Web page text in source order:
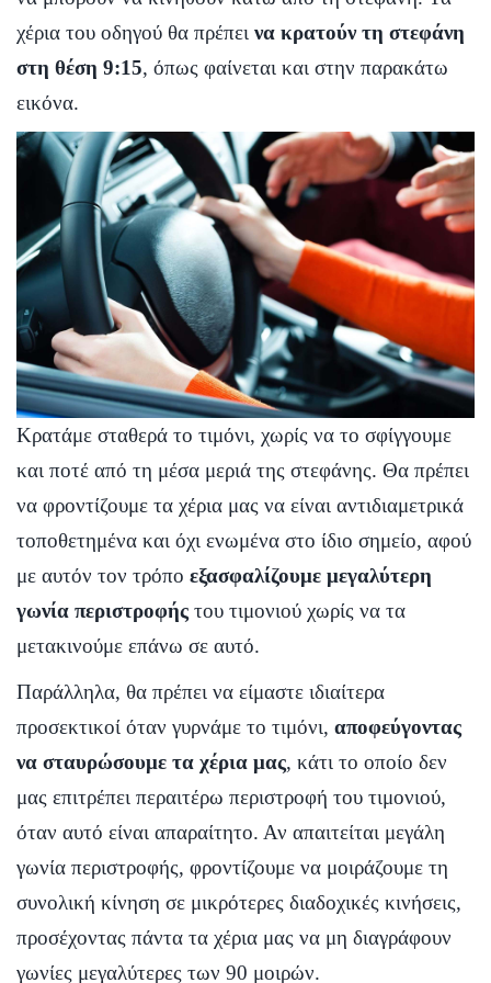
χέρια του οδηγού θα πρέπει να κρατούν τη στεφάνη
στη θέση 9:15, όπως φαίνεται και στην παρακάτω
εικόνα.
Κρατάμε σταθερά το τιμόνι, χωρίς να το σφίγγουμε
και ποτέ από τη μέσα μεριά της στεφάνης. Θα πρέπει
να φροντίζουμε τα χέρια μας να είναι αντιδιαμετρικά
τοποθετημένα και όχι ενωμένα στο ίδιο σημείο, αφού
με αυτόν τον τρόπο εξασφαλίζουμε μεγαλύτερη
γωνία περιστροφής του τιμονιού χωρίς να τα
μετακινούμε επάνω σε αυτό.
Παράλληλα, θα πρέπει να είμαστε ιδιαίτερα
προσεκτικοί όταν γυρνάμε το τιμόνι, αποφεύγοντας
να σταυρώσουμε τα χέρια μας, κάτι το οποίο δεν
μας επιτρέπει περαιτέρω περιστροφή του τιμονιού,
όταν αυτό είναι απαραίτητο. Αν απαιτείται μεγάλη
γωνία περιστροφής, φροντίζουμε να μοιράζουμε τη
συνολική κίνηση σε μικρότερες διαδοχικές κινήσεις,
προσέχοντας πάντα τα χέρια μας να μη διαγράφουν
γωνίες μεγαλύτερες των 90 μοιρών.